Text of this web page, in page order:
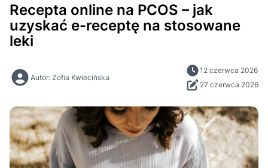
Recepta online na PCOS – jak
uzyskać e-receptę na stosowane
leki
Autor: Zofia Kwiecińska
12 czerwca 2026
27 czerwca 2026